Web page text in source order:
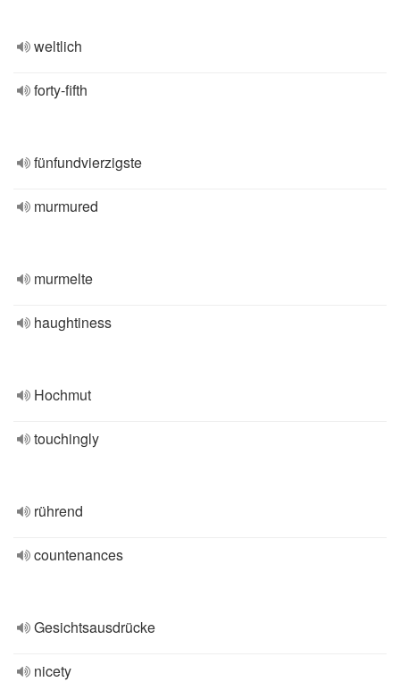
weltlich
forty-fifth
fünfundvierzigste
murmured
murmelte
haughtiness
Hochmut
touchingly
rührend
countenances
Gesichtsausdrücke
nicety